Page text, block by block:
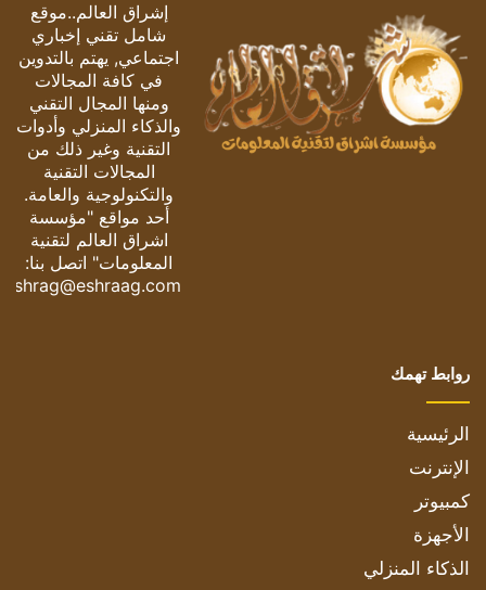
إشراق العالم..موقع
شامل تقني إخباري
اجتماعي, يهتم بالتدوين
في كافة المجالات
ومنها المجال التقني
والذكاء المنزلي وأدوات
التقنية وغير ذلك من
المجالات التقنية
والتكنولوجية والعامة.
أحد مواقع "مؤسسة
اشراق العالم لتقنية
المعلومات" اتصل بنا:
eshrag@eshraag.com
روابط تهمك
الرئيسية
الإنترنت
كمبيوتر
الأجهزة
الذكاء المنزلي